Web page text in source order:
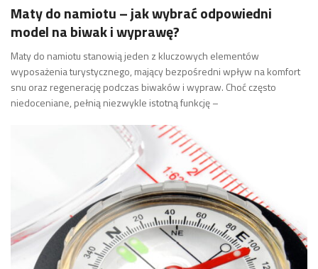
Maty do namiotu – jak wybrać odpowiedni
model na biwak i wyprawę?
Maty do namiotu stanowią jeden z kluczowych elementów
wyposażenia turystycznego, mający bezpośredni wpływ na komfort
snu oraz regenerację podczas biwaków i wypraw. Choć często
niedoceniane, pełnią niezwykle istotną funkcję –